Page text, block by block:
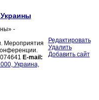
-
Мероприятия
E-mail:
Украина,
Редактировать
Удалить
Добавить сайт